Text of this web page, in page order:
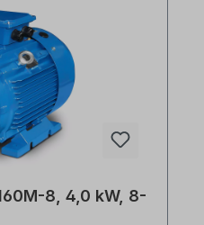
ist für den
und für beide
VDE 0105 bzw.
am Elektroantrieb nur
durchzuführen.
Produktfotos sind
Änderungen
8, 4,0 kW, 8-